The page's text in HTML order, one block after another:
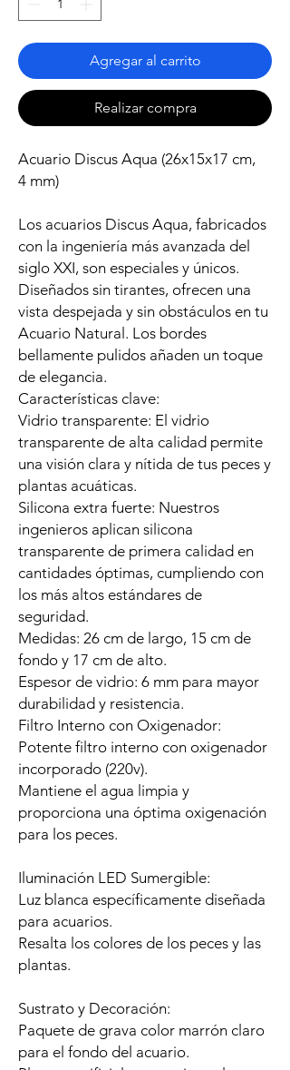
Agregar al carrito
Realizar compra
Acuario Discus Aqua (26x15x17 cm,
4 mm)
Los acuarios Discus Aqua, fabricados
con la ingeniería más avanzada del
siglo XXI, son especiales y únicos.
Diseñados sin tirantes, ofrecen una
vista despejada y sin obstáculos en tu
Acuario Natural. Los bordes
bellamente pulidos añaden un toque
de elegancia.
Características clave:
Vidrio transparente: El vidrio
transparente de alta calidad permite
una visión clara y nítida de tus peces y
plantas acuáticas.
Silicona extra fuerte: Nuestros
ingenieros aplican silicona
transparente de primera calidad en
cantidades óptimas, cumpliendo con
los más altos estándares de
seguridad.
Medidas: 26 cm de largo, 15 cm de
fondo y 17 cm de alto.
Espesor de vidrio: 6 mm para mayor
durabilidad y resistencia.
Filtro Interno con Oxigenador:
Potente filtro interno con oxigenador
incorporado (220v).
Mantiene el agua limpia y
proporciona una óptima oxigenación
para los peces.
Iluminación LED Sumergible:
Luz blanca específicamente diseñada
para acuarios.
Resalta los colores de los peces y las
plantas.
Sustrato y Decoración:
Paquete de grava color marrón claro
para el fondo del acuario.